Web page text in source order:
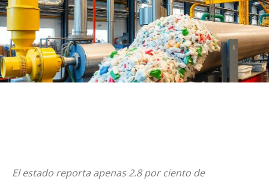
El estado reporta apenas 2.8 por ciento de